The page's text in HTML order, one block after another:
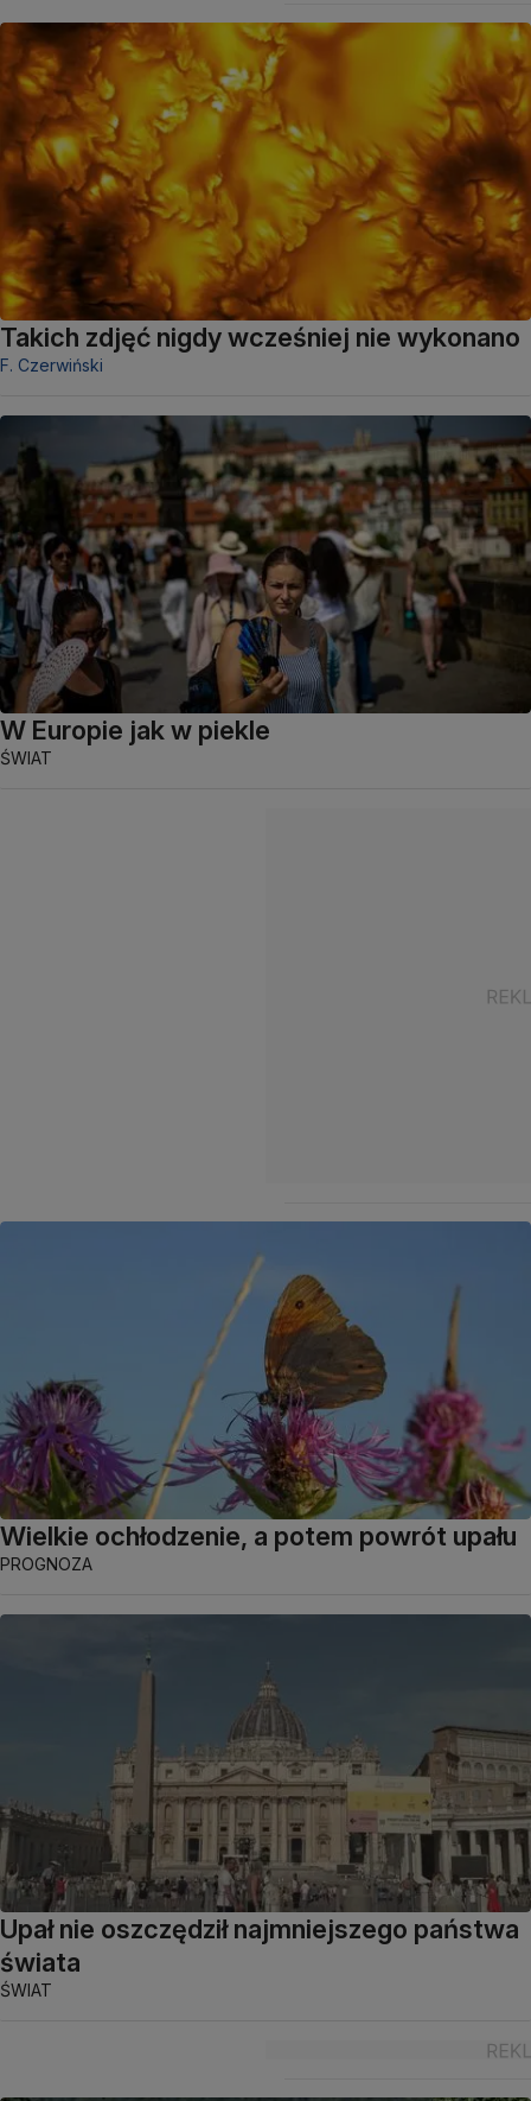
Takich zdjęć nigdy wcześniej nie wykonano
F. Czerwiński
W Europie jak w piekle
ŚWIAT
Wielkie ochłodzenie, a potem powrót upału
PROGNOZA
Upał nie oszczędził najmniejszego państwa
świata
ŚWIAT